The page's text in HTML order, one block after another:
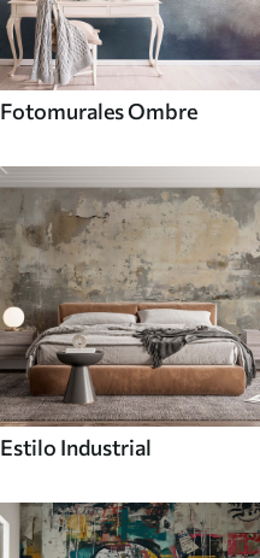
Fotomurales Ombre
Estilo Industrial